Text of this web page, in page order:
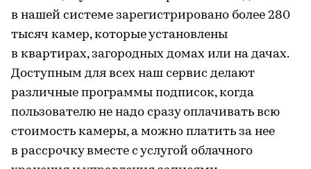
в нашей системе зарегистрировано более 280
тысяч камер, которые установлены
в квартирах, загородных домах или на дачах.
Доступным для всех наш сервис делают
различные программы подписок, когда
пользователю не надо сразу оплачивать всю
стоимость камеры, а можно платить за нее
в рассрочку вместе с услугой облачного